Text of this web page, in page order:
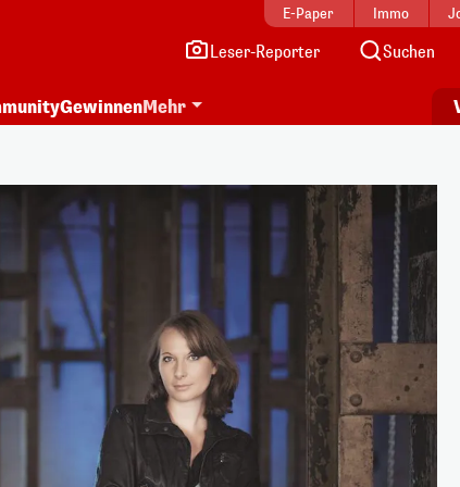
E-Paper Immo
Leser-Reporter Suchen
GewinnenMehr